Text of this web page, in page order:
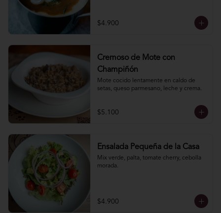
$4.900
Cremoso de Mote con
Champiñón
Mote cocido lentamente en caldo de
setas, queso parmesano, leche y crema.
$5.100
Ensalada Pequeña de la Casa
Mix verde, palta, tomate cherry, cebolla
morada.
$4.900